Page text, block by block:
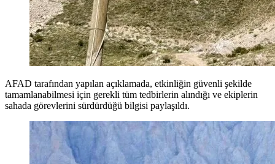
AFAD tarafından yapılan açıklamada, etkinliğin güvenli şekilde
tamamlanabilmesi için gerekli tüm tedbirlerin alındığı ve ekiplerin
sahada görevlerini sürdürdüğü bilgisi paylaşıldı.